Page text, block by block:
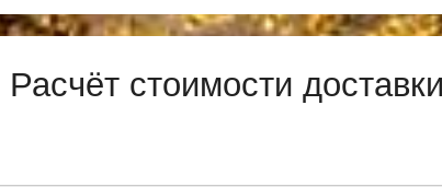
Расчёт стоимости доставки